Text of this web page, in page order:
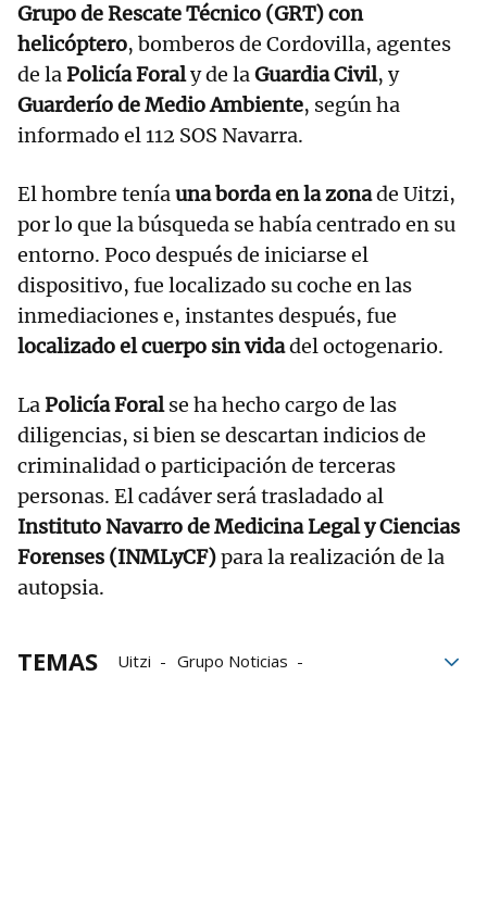
Grupo de Rescate Técnico (GRT) con
helicóptero, bomberos de Cordovilla, agentes
de laPolicía Foraly de laGuardia Civil, y
Guarderío de Medio Ambiente, según ha
informado el 112 SOS Navarra.
El hombre teníauna borda en la zonade Uitzi,
por lo que la búsqueda se había centrado en su
entorno. Poco después de iniciarse el
dispositivo, fue localizado su coche en las
inmediaciones e, instantes después, fue
localizado el cuerpo sin vidadel octogenario.
LaPolicía Foralse ha hecho cargo de las
diligencias, si bien se descartan indicios de
criminalidad o participación de terceras
personas. El cadáver será trasladado al
Instituto Navarro de Medicina Legal y Ciencias
Forenses (INMLyCF)para la realización de la
autopsia.
TEMAS Uitzi
Grupo Noticias